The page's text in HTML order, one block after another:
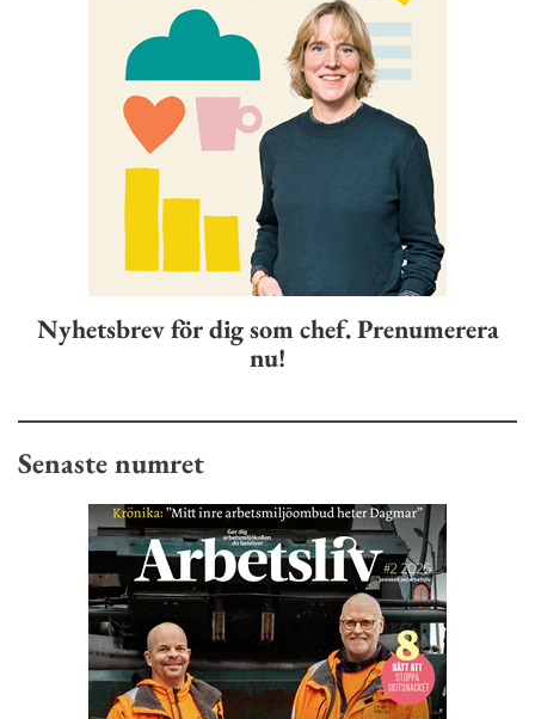
Nyhetsbrev för dig som chef. Prenumerera
nu!
Senaste numret